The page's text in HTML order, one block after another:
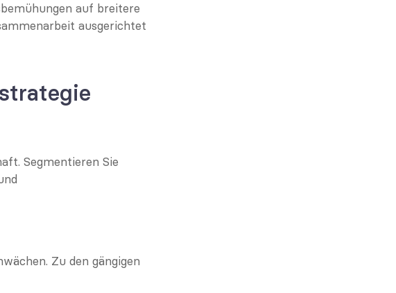
auf breitere
ausgerichtet
Segmentieren Sie
Zu den gängigen